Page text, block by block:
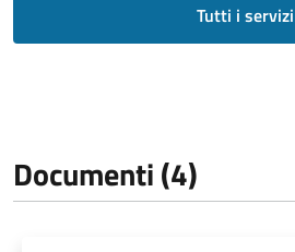
Tutti i servizi
Documenti (4)